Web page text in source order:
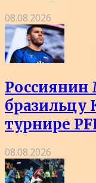
08.08.2026
Россиянин
бразильцу
турнире
08.08.2026